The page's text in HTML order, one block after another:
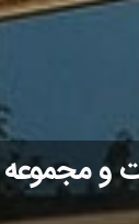
و مجموعه